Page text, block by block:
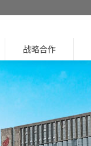
战略合作